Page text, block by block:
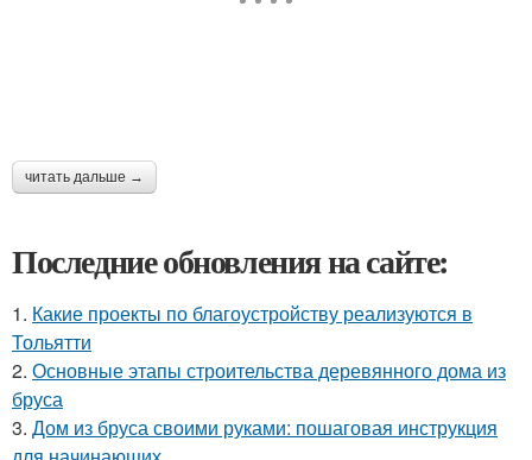
читать дальше →
Последние обновления на сайте:
1. Какие проекты по благоустройству реализуются в
Тольятти
2. Основные этапы строительства деревянного дома из
бруса
3. Дом из бруса своими руками: пошаговая инструкция